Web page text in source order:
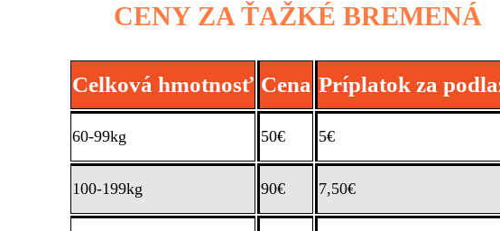
CENY ZA ŤAŽKÉ BREMENÁ
Celková hmotnosť Cena Príplatok za
60-99kg 50€ 5€
100-199kg 90€ 7,50€